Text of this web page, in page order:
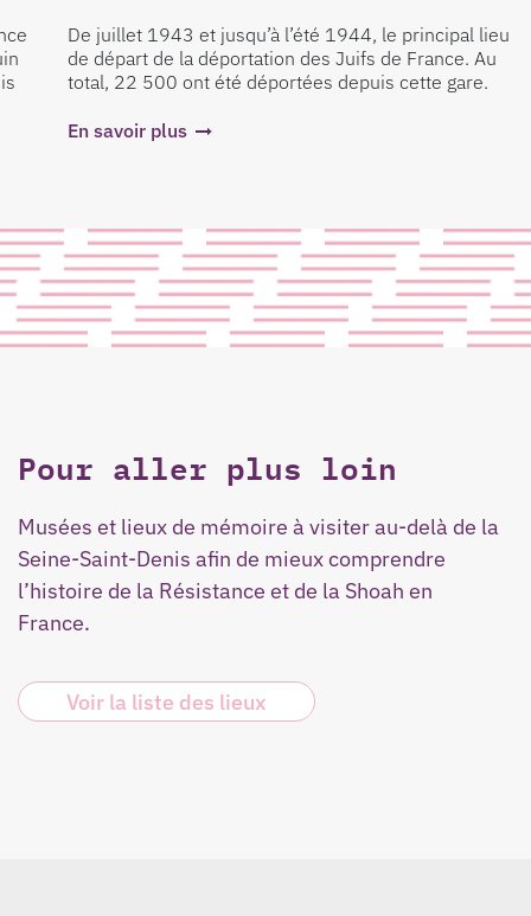
De juillet 1943 et jusqu’à l’été 1944, le principal lieu
de départ de la déportation des Juifs de France. Au
total, 22 500 ont été déportées depuis cette gare.
En savoir plus
en
puis
Pour aller plus loin
Musées et lieux de mémoire à visiter au-delà de la
Seine-Saint-Denis afin de mieux comprendre
l’histoire de la Résistance et de la Shoah en
France.
Voir la liste des lieux